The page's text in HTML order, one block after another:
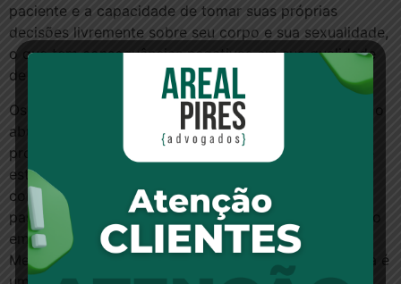
paciente e a capacidade de tomar suas próprias
decisões livremente sobre seu corpo e sua sexualidade,
o que tem consequências negativas em sua qualidade
de vida”.
Os principais tipos de violência contra puérperas são o
abuso verbal, agressão física e realização de
procedimentos sem consentimento da genitora. Entre
estes procedimentos inclui-se a episiotomia,
comumente utilizado para aumentar o espaço para a
passagem do bebê, mas que deve apenas ser adotado
em casos específicos.Já o Conselho Federal de
Medicina afirma que “A expressão violência obstétrica é